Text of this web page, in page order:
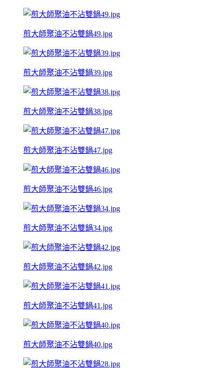
煎大師聚油不沾雙鍋49.jpg
煎大師聚油不沾雙鍋39.jpg
煎大師聚油不沾雙鍋38.jpg
煎大師聚油不沾雙鍋47.jpg
煎大師聚油不沾雙鍋46.jpg
煎大師聚油不沾雙鍋34.jpg
煎大師聚油不沾雙鍋42.jpg
煎大師聚油不沾雙鍋41.jpg
煎大師聚油不沾雙鍋40.jpg